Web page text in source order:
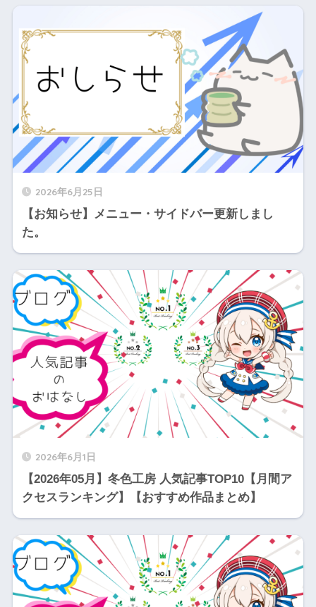
2026年6月25日
【お知らせ】メニュー・サイドバー更新しまし
た。
2026年6月1日
【2026年05月】冬色工房 人気記事TOP10【月間ア
クセスランキング】【おすすめ作品まとめ】